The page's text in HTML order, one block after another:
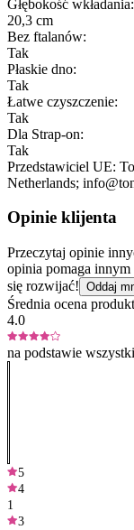
Głębokość wkładania:
20,3 cm
Bez ftalanów:
Tak
Płaskie dno:
Tak
Łatwe czyszczenie:
Tak
Dla Strap-on:
Tak
Przedstawiciel UE:
Netherlands;
Opinie klijenta
Przeczytaj opinie
opinia pomaga
się rozwijać! Oddaj
Średnia ocena
4.0
na podstawie
5
4
1
3